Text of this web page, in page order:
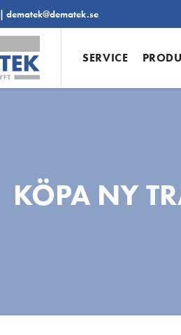
|dematek@dematek.se
SERVICE
KÖPA NY